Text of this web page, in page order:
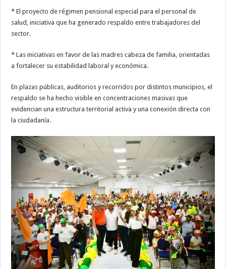
* El proyecto de régimen pensional especial para el personal de
salud, iniciativa que ha generado respaldo entre trabajadores del
sector.
* Las iniciativas en favor de las madres cabeza de familia, orientadas
a fortalecer su estabilidad laboral y económica.
En plazas públicas, auditorios y recorridos por distintos municipios, el
respaldo se ha hecho visible en concentraciones masivas que
evidencian una estructura territorial activa y una conexión directa con
la ciudadanía.